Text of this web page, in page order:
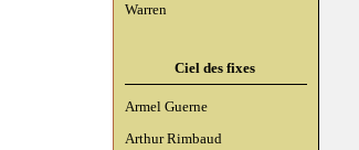
Warren
Ciel des fixes
Armel Guerne
Arthur Rimbaud